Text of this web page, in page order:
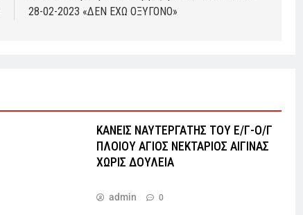
28-02-2023 «ΔΕΝ ΕΧΩ ΟΞΥΓΟΝΟ»
ΚΑΝΕΙΣ ΝΑΥΤΕΡΓΑΤΗΣ TOY Ε/Γ-Ο/Γ
ΠΛΟΙΟY ΑΓΙΟΣ ΝΕΚΤΑΡΙΟΣ ΑΙΓΙΝΑΣ
ΧΩΡΙΣ ΔΟΥΛΕΙΑ
admin 0